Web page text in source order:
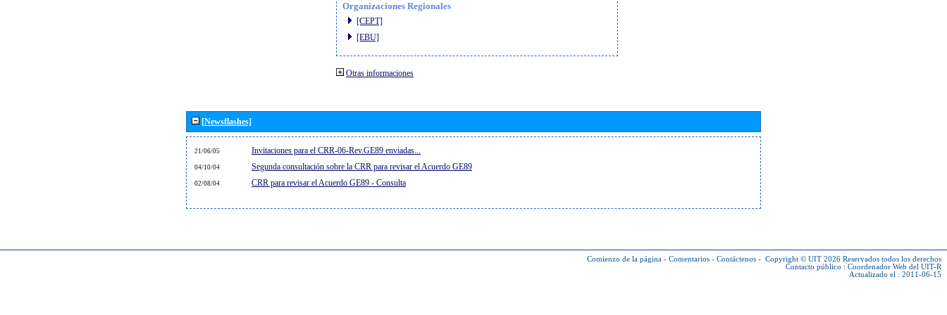
Organizaciones Regionales
[CEPT]
[EBU]
Otras informaciones
[Newsflashes]
21/06/05 Invitaciones para el CRR-06-Rev.GE89 enviadas...
04/10/04 Segunda consultación sobre la CRR para revisar el Acuerdo GE89
02/08/04 CRR para revisar el Acuerdo GE89 - Consulta
Comienzo de la página - Comentarios - Contáctenos - Copyright © UIT 2026 Reservados todos los derechos
Contacto público : Coordenador Web del UIT-R
Actualizado el : 2011-06-15